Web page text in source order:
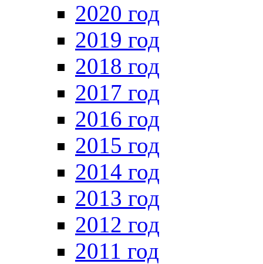
2020 год
2019 год
2018 год
2017 год
2016 год
2015 год
2014 год
2013 год
2012 год
2011 год